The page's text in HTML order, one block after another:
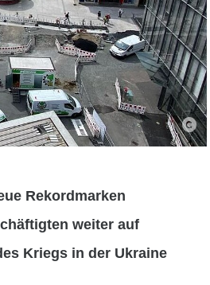
Rekordmarken
weiter auf
Kriegs in der Ukraine